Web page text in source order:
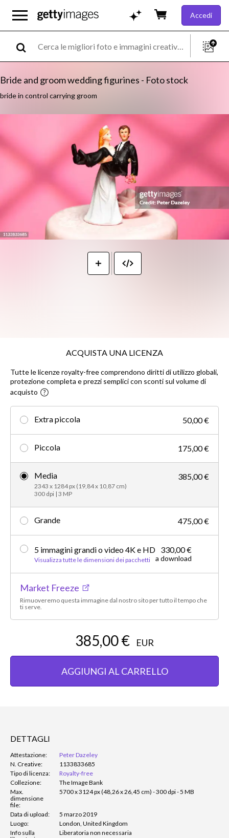
Accedi
Bride and groom wedding figurines - Foto stock
bride in control carrying groom
ACQUISTA UNA LICENZA
Tutte le licenze royalty-free comprendono diritti di utilizzo globali,
protezione completa e prezzi semplici con sconti sul volume di
acquisto
Extra piccola 50,00 €
Piccola 175,00 €
Media
2343 x 1284 px (19,84 x 10,87 cm)
300 dpi | 3 MP
385,00 €
Grande 475,00 €
5 immagini grandi o video 4K e HD
Visualizza tutte le dimensioni dei pacchetti
330,00 €
a download
Market Freeze
Rimuoveremo questa immagine dal nostro sito per tutto il tempo che
ti serve.
385,00 € EUR
AGGIUNGI AL CARRELLO
DETTAGLI
Attestazione:
Peter Dazeley
N. Creative:
1133833685
Tipo di licenza:
Royalty-free
Collezione:
The Image Bank
Max.
dimensione
file:
5700 x 3124 px (48,26 x 26,45 cm) - 300 dpi - 5 MB
Data di upload:
5 marzo 2019
Luogo:
London, United Kingdom
Info sulla
Liberatoria non necessaria